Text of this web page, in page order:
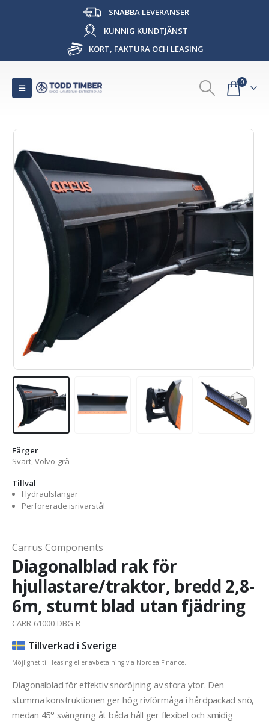
SNABBA LEVERANSER
KUNNIG KUNDTJÄNST
KORT, FAKTURA OCH LEASING
0
Färger
Svart, Volvo-grå
Tillval
Hydraulslangar
Perforerade isrivarstål
Carrus Components
Diagonalblad rak för
hjullastare/traktor, bredd 2,8-
6m, stumt blad utan fjädring
CARR-61000-DBG-R
Tillverkad i Sverige
Möjlighet till leasing eller avbetalning via Nordea Finance.
Diagonalblad för effektiv snöröjning av stora ytor. Den
stumma konstruktionen ger hög rivförmåga i hårdpackad snö,
medan 45° svängning åt båda håll ger flexibel och smidig